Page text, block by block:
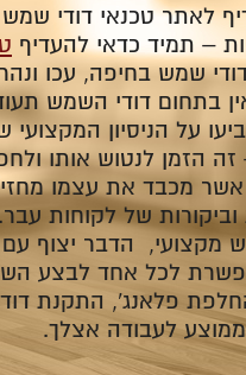
לאתר טכנאי דודי
– תמיד כדאי להעדיף
שמש בחיפה, עכו
אין בתחום דודי השמש
על הניסיון
זה הזמן לנטוש אותו
מכבד את עצמו
של לקוחות
הדבר יצוף עם
לכל אחד לבצע
לעבודה אצלך.